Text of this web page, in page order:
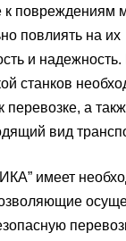
к повреждениям
повлиять на их
и
станков
перевозке, а
вид
имеет